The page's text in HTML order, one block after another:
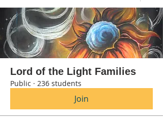
Lord of the Light Families
Public · 236 students
Join